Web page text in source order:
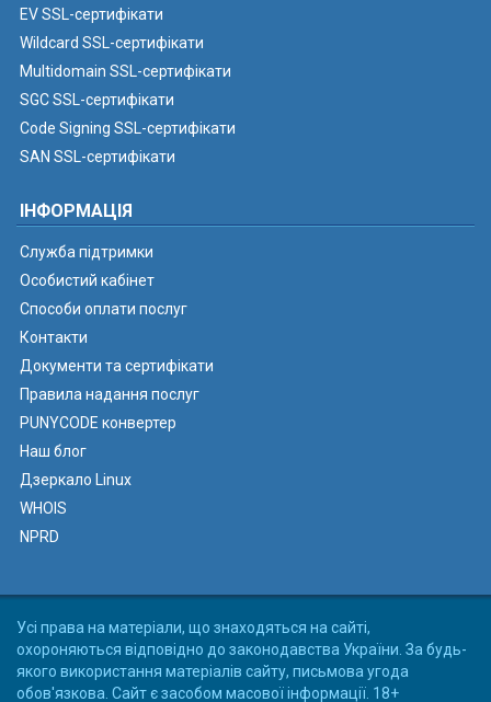
EV SSL-сертифікати
Wildcard SSL-сертифікати
Multidomain SSL-сертифікати
SGC SSL-сертифікати
Code Signing SSL-сертифікати
SAN SSL-сертифікати
ІНФОРМАЦІЯ
Служба підтримки
Особистий кабінет
Способи оплати послуг
Контакти
Документи та сертифікати
Правила надання послуг
PUNYCODE конвертер
Наш блог
Дзеркало Linux
WHOIS
NPRD
Усі права на матеріали, що знаходяться на сайті,
охороняються відповідно до законодавства України. За будь-
якого використання матеріалів сайту, письмова угода
обов'язкова. Сайт є засобом масової інформації. 18+